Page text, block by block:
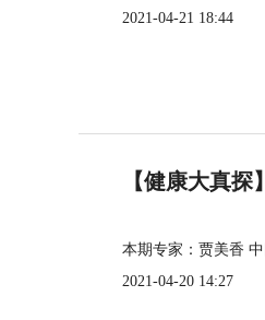
2021-04-21 18:44
【健康大真
本期专家：贾美香
2021-04-20 14:27